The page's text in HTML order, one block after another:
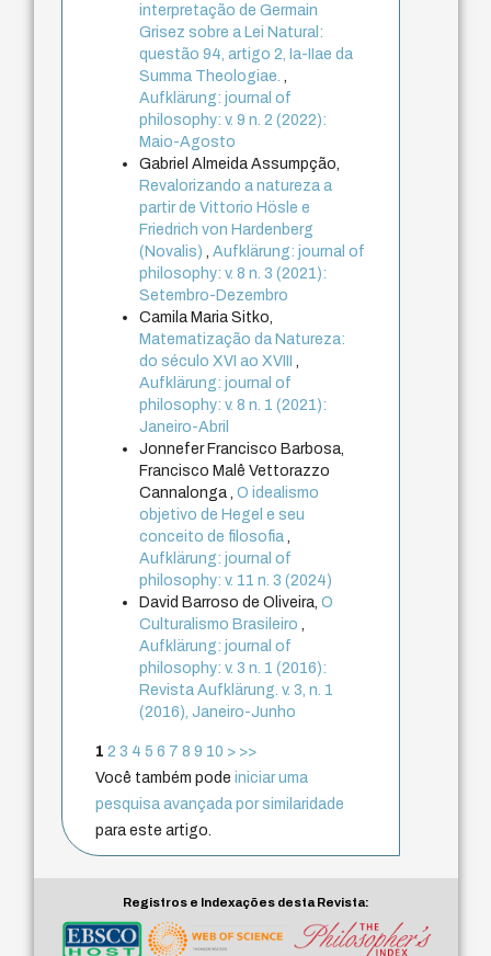
interpretação de Germain
Grisez sobre a Lei Natural:
questão 94, artigo 2, Ia-IIae da
Summa Theologiae.
Aufklärung: journal of
philosophy: v. 9 n. 2 (2022):
Maio-Agosto
Gabriel Almeida Assumpção,
Revalorizando a natureza a
partir de Vittorio Hösle e
Friedrich von Hardenberg
(Novalis)
,Aufklärung: journal of
philosophy: v. 8 n. 3 (2021):
Setembro-Dezembro
Camila Maria Sitko,
Matematização da Natureza:
do século XVI ao XVIII
Aufklärung: journal of
philosophy: v. 8 n. 1 (2021):
Janeiro-Abril
Jonnefer Francisco Barbosa,
Francisco Malê Vettorazzo
Cannalonga ,O idealismo
objetivo de Hegel e seu
conceito de filosofia
Aufklärung: journal of
philosophy: v. 11 n. 3 (2024)
David Barroso de Oliveira,O
Culturalismo Brasileiro
Aufklärung: journal of
philosophy: v. 3 n. 1 (2016):
Revista Aufklärung. v. 3, n. 1
(2016), Janeiro-Junho
1 2 3 4 5 6 7 8 9 10 > >>
Você também podeiniciar uma
pesquisa avançada por similaridade
para este artigo.
Registros e Indexações desta Revista: